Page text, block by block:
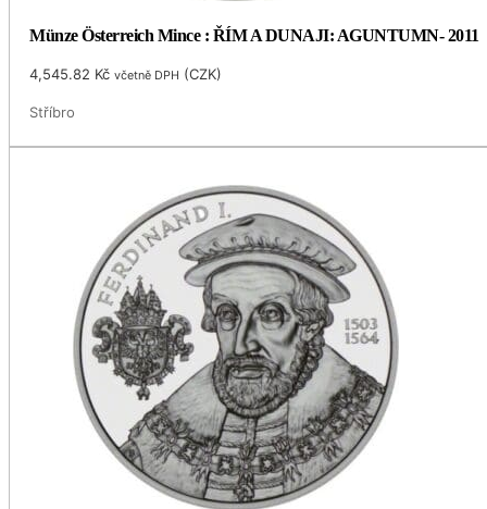
Münze Österreich Mince : ŘÍM A DUNAJI: AGUNTUMN- 2011
4,545.82 Kč včetně DPH (CZK)
Stříbro